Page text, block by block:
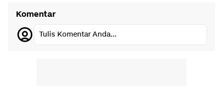
Komentar
Tulis Komentar Anda...